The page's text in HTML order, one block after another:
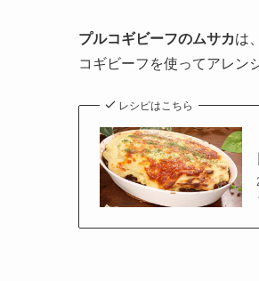
プルコギビーフのムサカは
コギビーフを使ってアレン
レシピはこちら